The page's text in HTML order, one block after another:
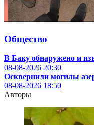
Общество
В Баку обнаружено и
08-08-2026 20:30
Осквернили могилы
08-08-2026 18:50
Авторы